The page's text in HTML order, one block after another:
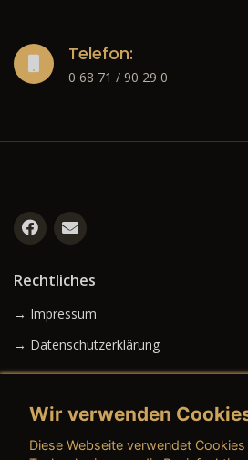
Telefon:
0 68 71 / 90 29 0
Rechtliches
→ Impressum
→ Datenschutzerklärung
Wir verwenden
Diese Webseite verwendet